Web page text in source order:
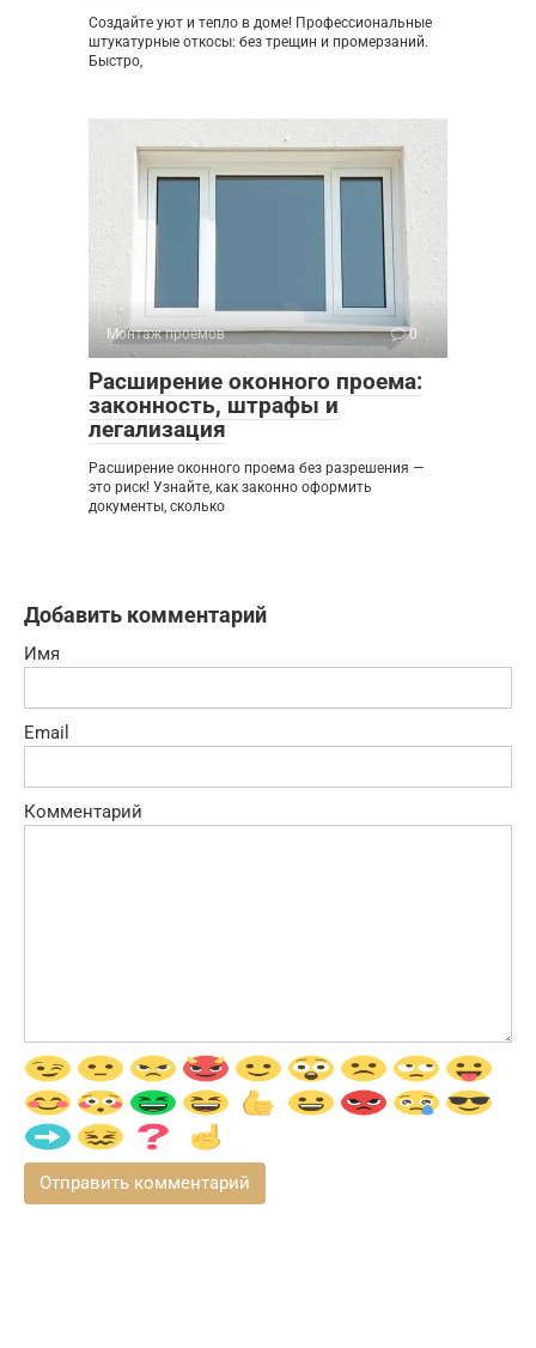
Создайте уют и тепло в доме! Профессиональные
штукатурные откосы: без трещин и промерзаний.
Быстро,
Монтаж проемов 0
Расширение оконного проема:
законность, штрафы и
легализация
Расширение оконного проема без разрешения —
это риск! Узнайте, как законно оформить
документы, сколько
Добавить комментарий
Имя
Email
Комментарий